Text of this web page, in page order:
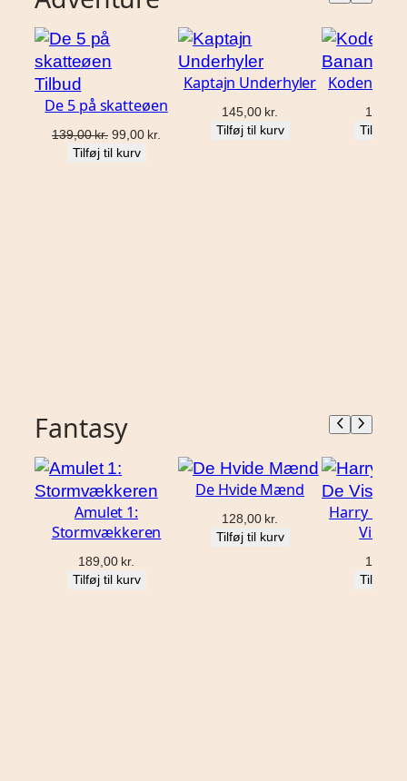
TilbudVare
på
tilbud
De 5 på skatteøen
139,00kr. Den
oprindelige
99,00 kr.
Tilføj til kurv
Kaptajn Underhyler
145,00 kr.
Tilføj til kurv
Kodenavn
Tilføj til
Fantasy
Amulet 1:
Stormvækkeren
189,00 kr.
Tilføj til kurv
De Hvide Mænd
128,00 kr.
Tilføj til kurv
Harry
Vises
Tilføj til